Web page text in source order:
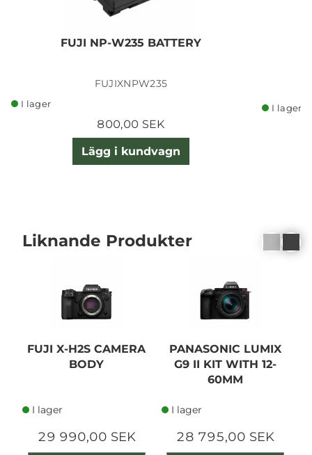
FUJI NP-W235 BATTERY
FUJIXNPW235
I lager
800,00 SEK
Lägg i kundvagn
I lager
Liknande Produkter
FUJI X-H2S CAMERA
BODY
I lager
29 990,00 SEK
PANASONIC LUMIX
G9 II KIT WITH 12-
60MM
I lager
28 795,00 SEK